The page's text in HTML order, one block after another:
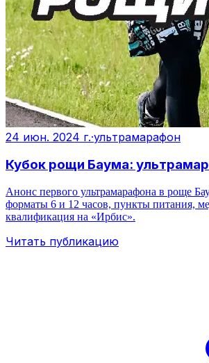
24 июн. 2024 г.·ультрамарафон
Кубок рощи Баума:
Анонс первого ультрамарафона в роще
форматы 6 и 12 часов, пункты питания,
квалификация на «Ирбис».
Читать публикацию